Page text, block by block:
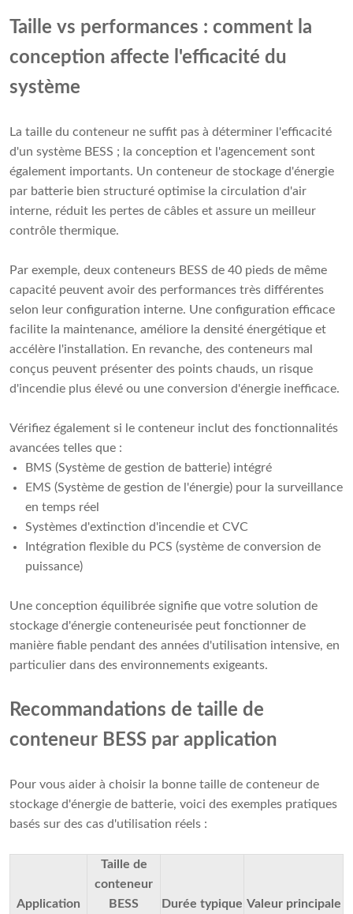
Taille vs performances : comment la
conception affecte l'efficacité du
système
La taille du conteneur ne suffit pas à déterminer l'efficacité
d'un système BESS ; la conception et l'agencement sont
également importants. Un conteneur de stockage d'énergie
par batterie bien structuré optimise la circulation d'air
interne, réduit les pertes de câbles et assure un meilleur
contrôle thermique.
Par exemple, deux conteneurs BESS de 40 pieds de même
capacité peuvent avoir des performances très différentes
selon leur configuration interne. Une configuration efficace
facilite la maintenance, améliore la densité énergétique et
accélère l'installation. En revanche, des conteneurs mal
conçus peuvent présenter des points chauds, un risque
d'incendie plus élevé ou une conversion d'énergie inefficace.
Vérifiez également si le conteneur inclut des fonctionnalités
avancées telles que :
BMS (Système de gestion de batterie) intégré
EMS (Système de gestion de l'énergie) pour la surveillance
en temps réel
Systèmes d'extinction d'incendie et CVC
Intégration flexible du PCS (système de conversion de
puissance)
Une conception équilibrée signifie que votre solution de
stockage d'énergie conteneurisée peut fonctionner de
manière fiable pendant des années d'utilisation intensive, en
particulier dans des environnements exigeants.
Recommandations de taille de
conteneur BESS par application
Pour vous aider à choisir la bonne taille de conteneur de
stockage d'énergie de batterie, voici des exemples pratiques
basés sur des cas d'utilisation réels :
Application
Taille de
conteneur
BESS
Durée typique Valeur principale